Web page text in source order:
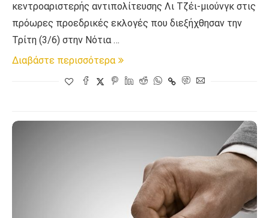
κεντροαριστερής αντιπολίτευσης Λι Τζέι-μιούνγκ στις
πρόωρες προεδρικές εκλογές που διεξήχθησαν την
Τρίτη (3/6) στην Νότια …
Διαβάστε περισσότερα